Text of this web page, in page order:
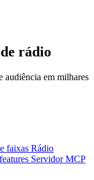
rádio
audiência em milhares
faixas Rádio
Servidor MCP